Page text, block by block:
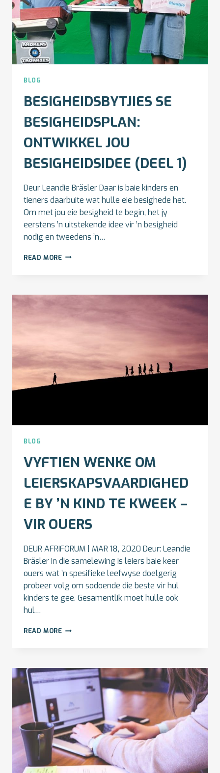
BLOG
BESIGHEIDSBYTJIES SE
BESIGHEIDSPLAN:
ONTWIKKEL JOU
BESIGHEIDSIDEE (DEEL 1)
Deur Leandie Bräsler Daar is baie kinders en
tieners daarbuite wat hulle eie besighede het.
Om met jou eie besigheid te begin, het jy
eerstens ’n uitstekende idee vir ’n besigheid
nodig en tweedens ’n…
READ MOREBESIGHEIDSBYTJIES
JOU
BLOG
VYFTIEN WENKE OM
LEIERSKAPSVAARDIGHED
E BY ’N KIND TE KWEEK –
VIR OUERS
DEUR AFRIFORUM | MAR 18, 2020 Deur: Leandie
Bräsler In die samelewing is leiers baie keer
ouers wat ’n spesifieke leefwyse doelgerig
probeer volg om sodoende die beste vir hul
kinders te gee. Gesamentlik moet hulle ook
hul…
READ MOREVYFTIEN
BY
’N
KWEEK
VIR
OUERS